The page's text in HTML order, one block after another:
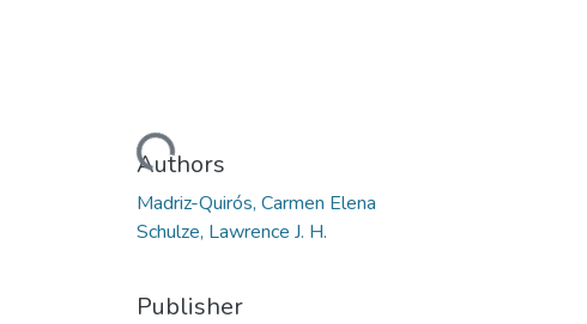
Loading...
Authors
Madriz-Quirós, Carmen Elena
Schulze, Lawrence J. H.
Publisher